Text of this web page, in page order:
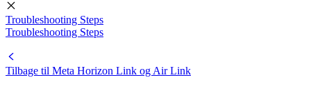
Troubleshooting Steps
Troubleshooting Steps
Tilbage til Meta Horizon Link og Air Link